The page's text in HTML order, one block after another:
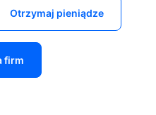
Otrzymaj pieniądze
firm